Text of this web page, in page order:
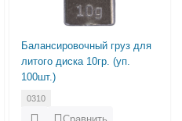
Балансировочный груз для
литого диска 10гр. (уп.
100шт.)
0310